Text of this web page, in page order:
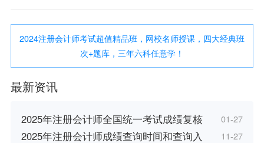
2024注册会计师考试超值精品班，网校名师授课，四大经典班
次+题库，三年六科任意学！
最新资讯
2025年注册会计师全国统一考试成绩复核 01-27
2025年注册会计师成绩查询时间和查询入 11-27